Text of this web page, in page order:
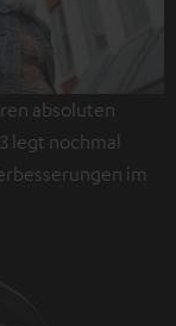
absoluten
legt nochmal
im